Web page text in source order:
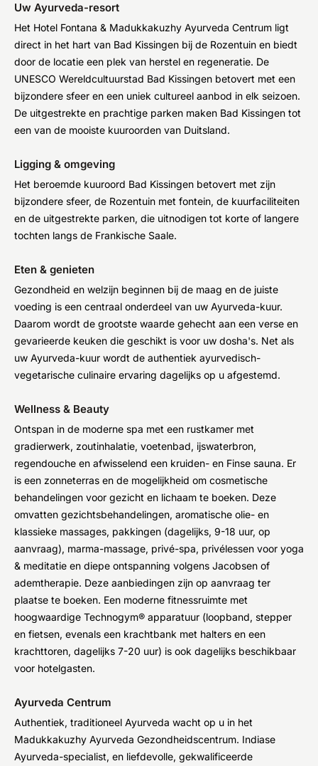
Uw Ayurveda-resort
Het Hotel Fontana & Madukkakuzhy Ayurveda Centrum ligt
direct in het hart van Bad Kissingen bij de Rozentuin en biedt
door de locatie een plek van herstel en regeneratie. De
UNESCO Wereldcultuurstad Bad Kissingen betovert met een
bijzondere sfeer en een uniek cultureel aanbod in elk seizoen.
De uitgestrekte en prachtige parken maken Bad Kissingen tot
een van de mooiste kuuroorden van Duitsland.
Ligging & omgeving
Het beroemde kuuroord Bad Kissingen betovert met zijn
bijzondere sfeer, de Rozentuin met fontein, de kuurfaciliteiten
en de uitgestrekte parken, die uitnodigen tot korte of langere
tochten langs de Frankische Saale.
Eten & genieten
Gezondheid en welzijn beginnen bij de maag en de juiste
voeding is een centraal onderdeel van uw Ayurveda-kuur.
Daarom wordt de grootste waarde gehecht aan een verse en
gevarieerde keuken die geschikt is voor uw dosha's. Net als
uw Ayurveda-kuur wordt de authentiek ayurvedisch-
vegetarische culinaire ervaring dagelijks op u afgestemd.
Wellness & Beauty
Ontspan in de moderne spa met een rustkamer met
gradierwerk, zoutinhalatie, voetenbad, ijswaterbron,
regendouche en afwisselend een kruiden- en Finse sauna. Er
is een zonneterras en de mogelijkheid om cosmetische
behandelingen voor gezicht en lichaam te boeken. Deze
omvatten gezichtsbehandelingen, aromatische olie- en
klassieke massages, pakkingen (dagelijks, 9-18 uur, op
aanvraag), marma-massage, privé-spa, privélessen voor yoga
& meditatie en diepe ontspanning volgens Jacobsen of
ademtherapie. Deze aanbiedingen zijn op aanvraag ter
plaatse te boeken. Een moderne fitnessruimte met
hoogwaardige Technogym® apparatuur (loopband, stepper
en fietsen, evenals een krachtbank met halters en een
krachttoren, dagelijks 7-20 uur) is ook dagelijks beschikbaar
voor hotelgasten.
Ayurveda Centrum
Authentiek, traditioneel Ayurveda wacht op u in het
Madukkakuzhy Ayurveda Gezondheidscentrum. Indiase
Ayurveda-specialist, en liefdevolle, gekwalificeerde